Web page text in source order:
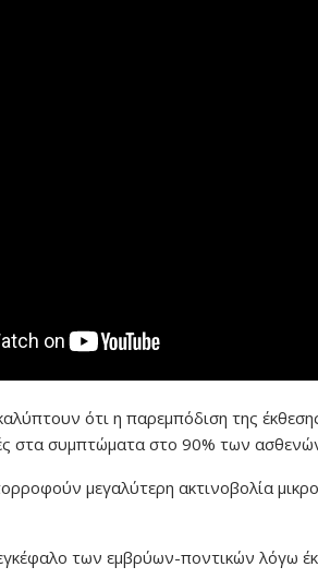
ότι η παρεμπόδιση της
στα συμπτώματα στο 90% των
μεγαλύτερη ακτινοβολία
των εμβρύων-ποντικών λόγω